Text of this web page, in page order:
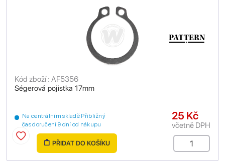
Ségerová pojistka 17mm
Kód zboží : AF5356
Na centrálním skladě Přibližný
čas doručení 9 dní od nákupu
25 Kč
včetně DPH
PŘIDAT DO KOŠÍKU